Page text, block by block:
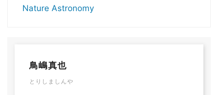
Nature Astronomy
鳥嶋真也
とりしましんや